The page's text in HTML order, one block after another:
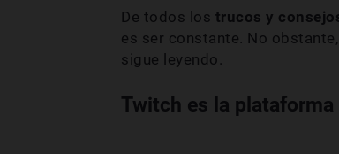
De todos los trucos y
es ser constante. No
sigue leyendo.
Twitch es la